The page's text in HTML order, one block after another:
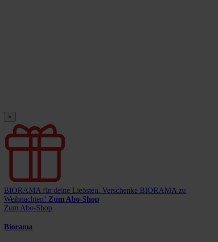
×
BIORAMA für deine Liebsten. Verschenke BIORAMA zu
Weihnachten! Zum Abo-Shop
Zum Abo-Shop
Biorama